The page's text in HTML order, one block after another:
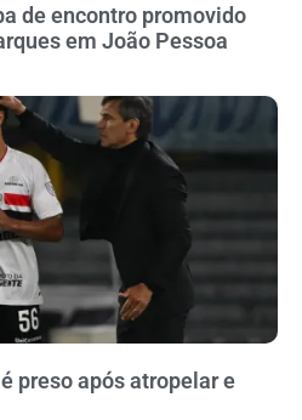
de encontro promovido
em João Pessoa
preso após atropelar e